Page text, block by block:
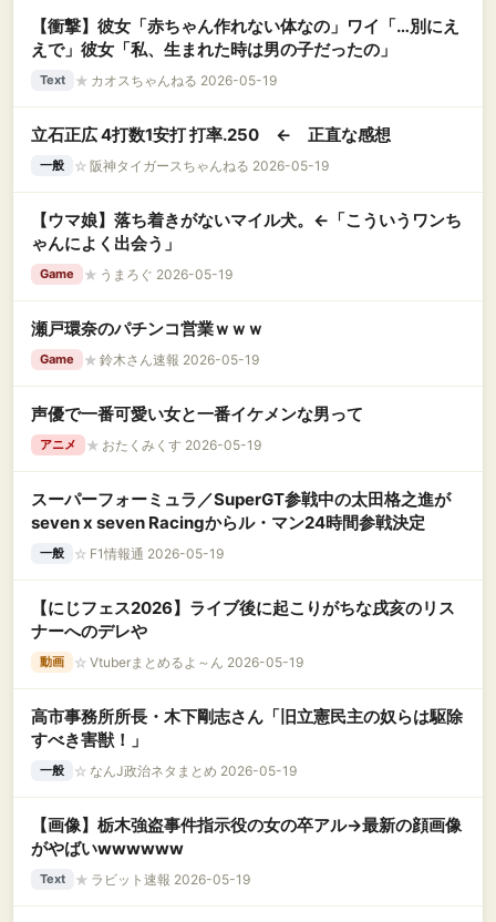
【衝撃】彼女「赤ちゃん作れない体なの」ワイ「…別にえ
えで」彼女「私、生まれた時は男の子だったの」
Text ★ カオスちゃんねる 2026-05-19
立石正広 4打数1安打 打率.250 ← 正直な感想
一般 ☆ 阪神タイガースちゃんねる 2026-05-19
【ウマ娘】落ち着きがないマイル犬。←「こういうワンち
ゃんによく出会う」
Game ★ うまろぐ 2026-05-19
瀬戸環奈のパチンコ営業ｗｗｗ
Game ★ 鈴木さん速報 2026-05-19
声優で一番可愛い女と一番イケメンな男って
アニメ ★ おたくみくす 2026-05-19
スーパーフォーミュラ／SuperGT参戦中の太田格之進が
seven x seven Racingからル・マン24時間参戦決定
一般 ☆ F1情報通 2026-05-19
【にじフェス2026】ライブ後に起こりがちな戌亥のリス
ナーへのデレや
動画 ☆ Vtuberまとめるよ～ん 2026-05-19
高市事務所所長・木下剛志さん「旧立憲民主の奴らは駆除
すべき害獣！」
一般 ☆ なんJ政治ネタまとめ 2026-05-19
【画像】栃木強盗事件指示役の女の卒アル→最新の顔画像
がやばいwwwwww
Text ★ ラビット速報 2026-05-19